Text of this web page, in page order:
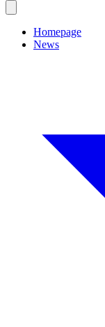
Homepage
News